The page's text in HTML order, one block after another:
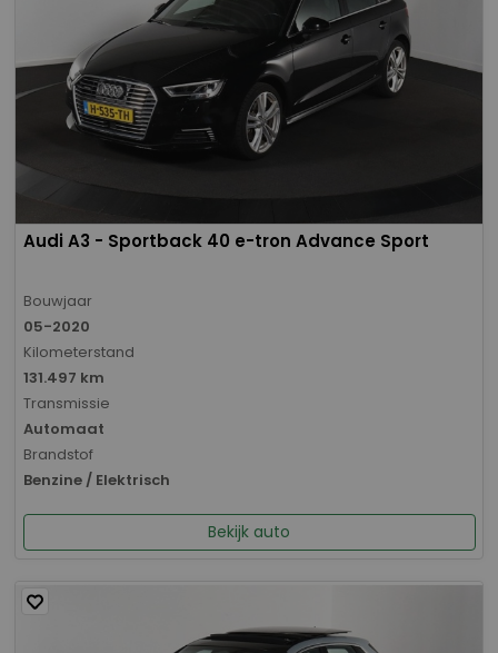
Audi A3 - Sportback 40 e-tron Advance Sport
Bouwjaar
05-2020
Kilometerstand
131.497 km
Transmissie
Automaat
Brandstof
Benzine / Elektrisch
Bekijk auto